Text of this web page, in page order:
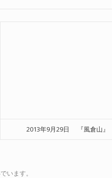
2013年9月29日 『風倉山』
います。